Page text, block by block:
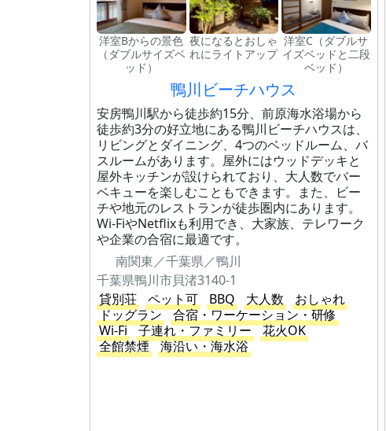
洋室Bからの景色
（ダブルサイズベ
ッド）
夜になるとおしゃ
れにライトアップ
洋室C（ダブルサ
イズベッドと二段
ベッド）
鴨川ビーチハウス
安房鴨川駅から徒歩約15分、前原海水浴場から
徒歩約3分の好立地にある鴨川ビーチハウスは、
リビングとダイニング、4つのベッドルーム、バ
スルームがあります。屋外にはウッドデッキと
屋外キッチンが設けられており、大人数でバー
ベキューを楽しむこともできます。また、ビー
チや地元のレストランが徒歩圏内にあります。
Wi-FiやNetflixも利用でき、大家族、テレワーク
や企業の合宿に最適です。
南関東／千葉県／鴨川
千葉県鴨川市貝渚3140-1
貸別荘
ペット可 BBQ 大人数
おしゃれ
ドッグラン
合宿・ワーケーション・研修
Wi-Fi
子連れ・ファミリー
花火OK
全館禁煙
海沿い・海水浴